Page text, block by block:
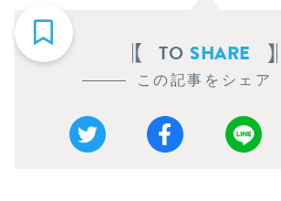
TO SHARE
この記事をシェア